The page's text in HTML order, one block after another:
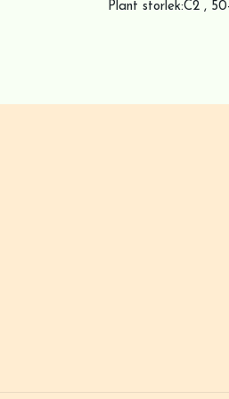
Plant storlek:C2 ,